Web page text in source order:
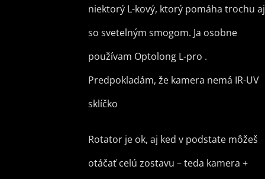
niektorý L-kový, ktorý pomáha trochu aj
so svetelným smogom. Ja osobne
používam Optolong L-pro .
Predpokladám, že kamera nemá IR-UV
sklíčko
Rotator je ok, aj ked v podstate môžeš
otáčať celú zostavu – teda kamera +